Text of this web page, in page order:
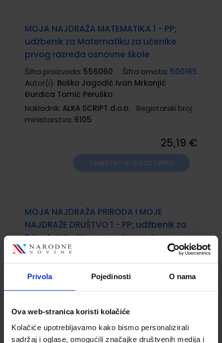
Privola Pojedinosti O nama
Ova web-stranica koristi kolačiće
Kolačiće upotrebljavamo kako bismo personalizirali
sadržaj i oglase, omogućili značajke društvenih medija i
MOJA NAJDRAŽA MATEMATIKA 1 - PP;
udžbenik za Matematiku za učenike
prvog razreda osnovne škole
Šifra proizvoda: 556060 Šifra omota: 500165
Autor(i): Boško Jagodić Ivan Mrkonjić
Đurđica Tomić Peruško
Nakladnik: ALKA SCRIPT d.o.o.
Registarski broj
ministarstva: 6105
25,19 €
MOJA NAJDRAŽA PRIRODA I MOJE
NAJDRAŽE DRUŠTVO 1 - PP; udžbenik za
Prirodu i društvo za prvi razred osnovne
škole
Autor(i):
Arbanas Šebalj-Mačkić Podobnik
Matejčić
ministarstva:6145
15,11 €